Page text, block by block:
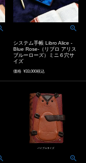
システム手帳 Libro Alice -
Blue Rose-（リブロ アリス
ブルーローズ）ミニ６穴サ
イズ
価格 ¥33,000税込